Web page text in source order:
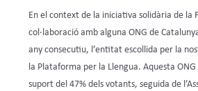
En el context de la iniciativa solidària de la
col·laboració amb alguna ONG de
any consecutiu, l’entitat escollida per la
la Plataforma per la Llengua. Aquesta ONG
suport del 47% dels votants, seguida de